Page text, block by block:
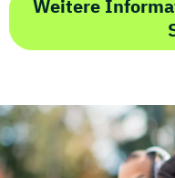
Weitere